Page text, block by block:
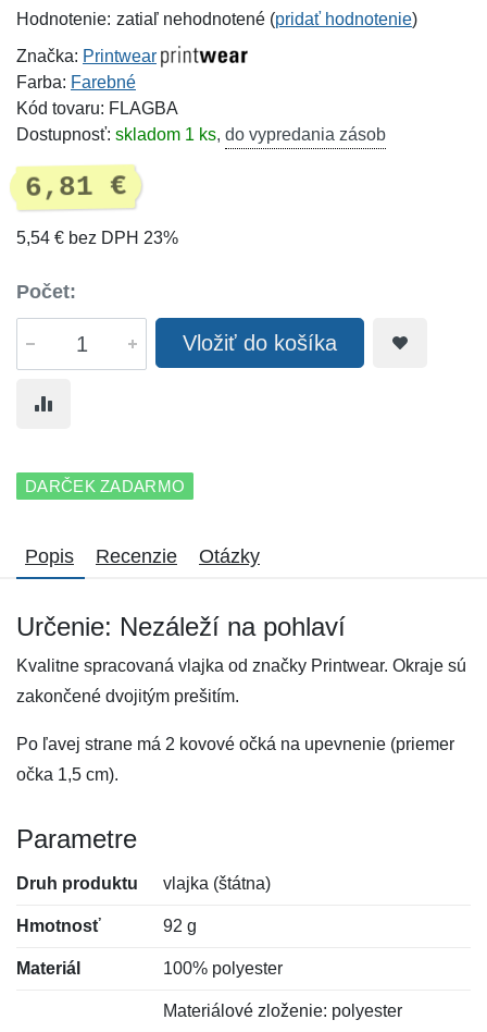
Hodnotenie: zatiaľ nehodnotené (pridať hodnotenie)
Značka: Printwear
Farba: Farebné
Kód tovaru: FLAGBA
Dostupnosť: skladom 1 ks, do vypredania zásob
6,81 €
5,54 € bez DPH 23%
Počet:
Vložiť do košíka
DARČEK ZADARMO
Popis Recenzie Otázky
Určenie: Nezáleží na pohlaví
Kvalitne spracovaná vlajka od značky Printwear. Okraje sú
zakončené dvojitým prešitím.
Po ľavej strane má 2 kovové očká na upevnenie (priemer
očka 1,5 cm).
Parametre
Druh produktu vlajka (štátna)
Hmotnosť 92 g
Materiál 100% polyester
Materiálové zloženie: polyester